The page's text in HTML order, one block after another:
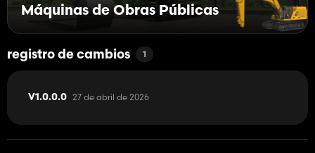
Máquinas de Obras Públicas
registro de cambios 1
V1.0.0.0 27 de abril de 2026